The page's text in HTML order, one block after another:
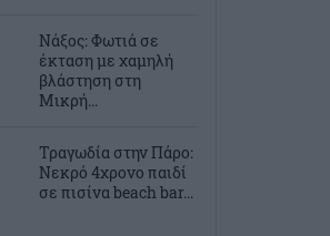
Νάξος: Φωτιά σε
έκταση με χαμηλή
βλάστηση στη
Μικρή...
Τραγωδία στην Πάρο:
Νεκρό 4χρονο παιδί
σε πισίνα beach bar...